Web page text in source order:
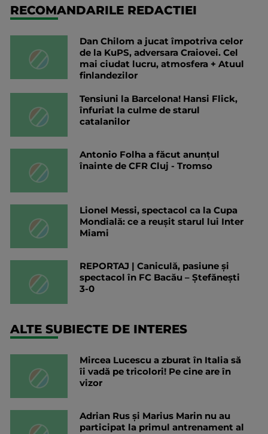
RECOMANDARILE REDACTIEI
Dan Chilom a jucat împotriva celor
de la KuPS, adversara Craiovei. Cel
mai ciudat lucru, atmosfera + Atuul
finlandezilor
Tensiuni la Barcelona! Hansi Flick,
înfuriat la culme de starul
catalanilor
Antonio Folha a făcut anunțul
înainte de CFR Cluj - Tromso
Lionel Messi, spectacol ca la Cupa
Mondială: ce a reușit starul lui Inter
Miami
REPORTAJ | Caniculă, pasiune și
spectacol în FC Bacău – Ștefănești
3-0
ALTE SUBIECTE DE INTERES
Mircea Lucescu a zburat în Italia să
îi vadă pe tricolori! Pe cine are în
vizor
Adrian Rus și Marius Marin nu au
participat la primul antrenament al